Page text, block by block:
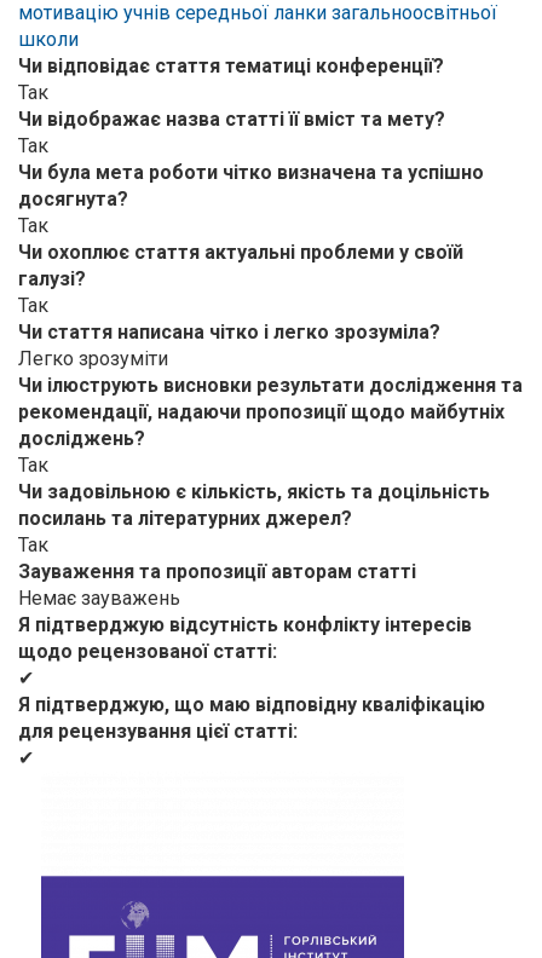
мотивацію учнів середньої ланки загальноосвітньої
школи
Чи відповідає стаття тематиці конференції?
Так
Чи відображає назва статті її вміст та мету?
Так
Чи була мета роботи чітко визначена та успішно
досягнута?
Так
Чи охоплює стаття актуальні проблеми у своїй
галузі?
Так
Чи стаття написана чітко і легко зрозуміла?
Легко зрозуміти
Чи ілюструють висновки результати дослідження та
рекомендації, надаючи пропозиції щодо майбутніх
досліджень?
Так
Чи задовільною є кількість, якість та доцільність
посилань та літературних джерел?
Так
Зауваження та пропозиції авторам статті
Немає зауважень
Я підтверджую відсутність конфлікту інтересів
щодо рецензованої статті
✔
Я підтверджую, що маю відповідну кваліфікацію
для рецензування цієї статті
✔